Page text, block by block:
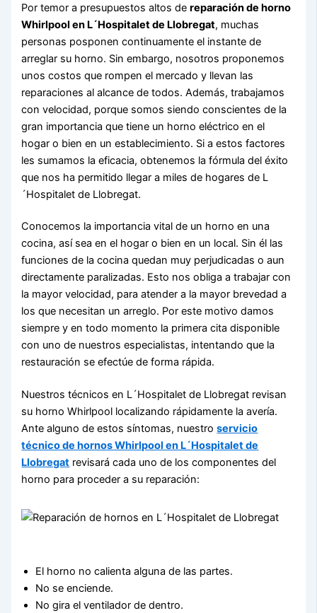
Por temor a presupuestos altos dereparación de horno
Whirlpool en L´Hospitalet de Llobregat, muchas
personas posponen continuamente el instante de
arreglar su horno. Sin embargo, nosotros proponemos
unos costos que rompen el mercado y llevan las
reparaciones al alcance de todos. Además, trabajamos
con velocidad, porque somos siendo conscientes de la
gran importancia que tiene un horno eléctrico en el
hogar o bien en un establecimiento. Si a estos factores
les sumamos la eficacia, obtenemos la fórmula del éxito
que nos ha permitido llegar a miles de hogares de L
´Hospitalet de Llobregat.
Conocemos la importancia vital de un horno en una
cocina, así sea en el hogar o bien en un local. Sin él las
funciones de la cocina quedan muy perjudicadas o aun
directamente paralizadas. Esto nos obliga a trabajar con
la mayor velocidad, para atender a la mayor brevedad a
los que necesitan un arreglo. Por este motivo damos
siempre y en todo momento la primera cita disponible
con uno de nuestros especialistas, intentando que la
restauración se efectúe de forma rápida.
Nuestros técnicos en L´Hospitalet de Llobregat revisan
su horno Whirlpool localizando rápidamente la avería.
Ante alguno de estos síntomas, nuestroservicio
técnico de hornos Whirlpool en L´Hospitalet de
Llobregat revisará cada uno de los componentes del
horno para proceder a su reparación:
El horno no calienta alguna de las partes.
No se enciende.
No gira el ventilador de dentro.